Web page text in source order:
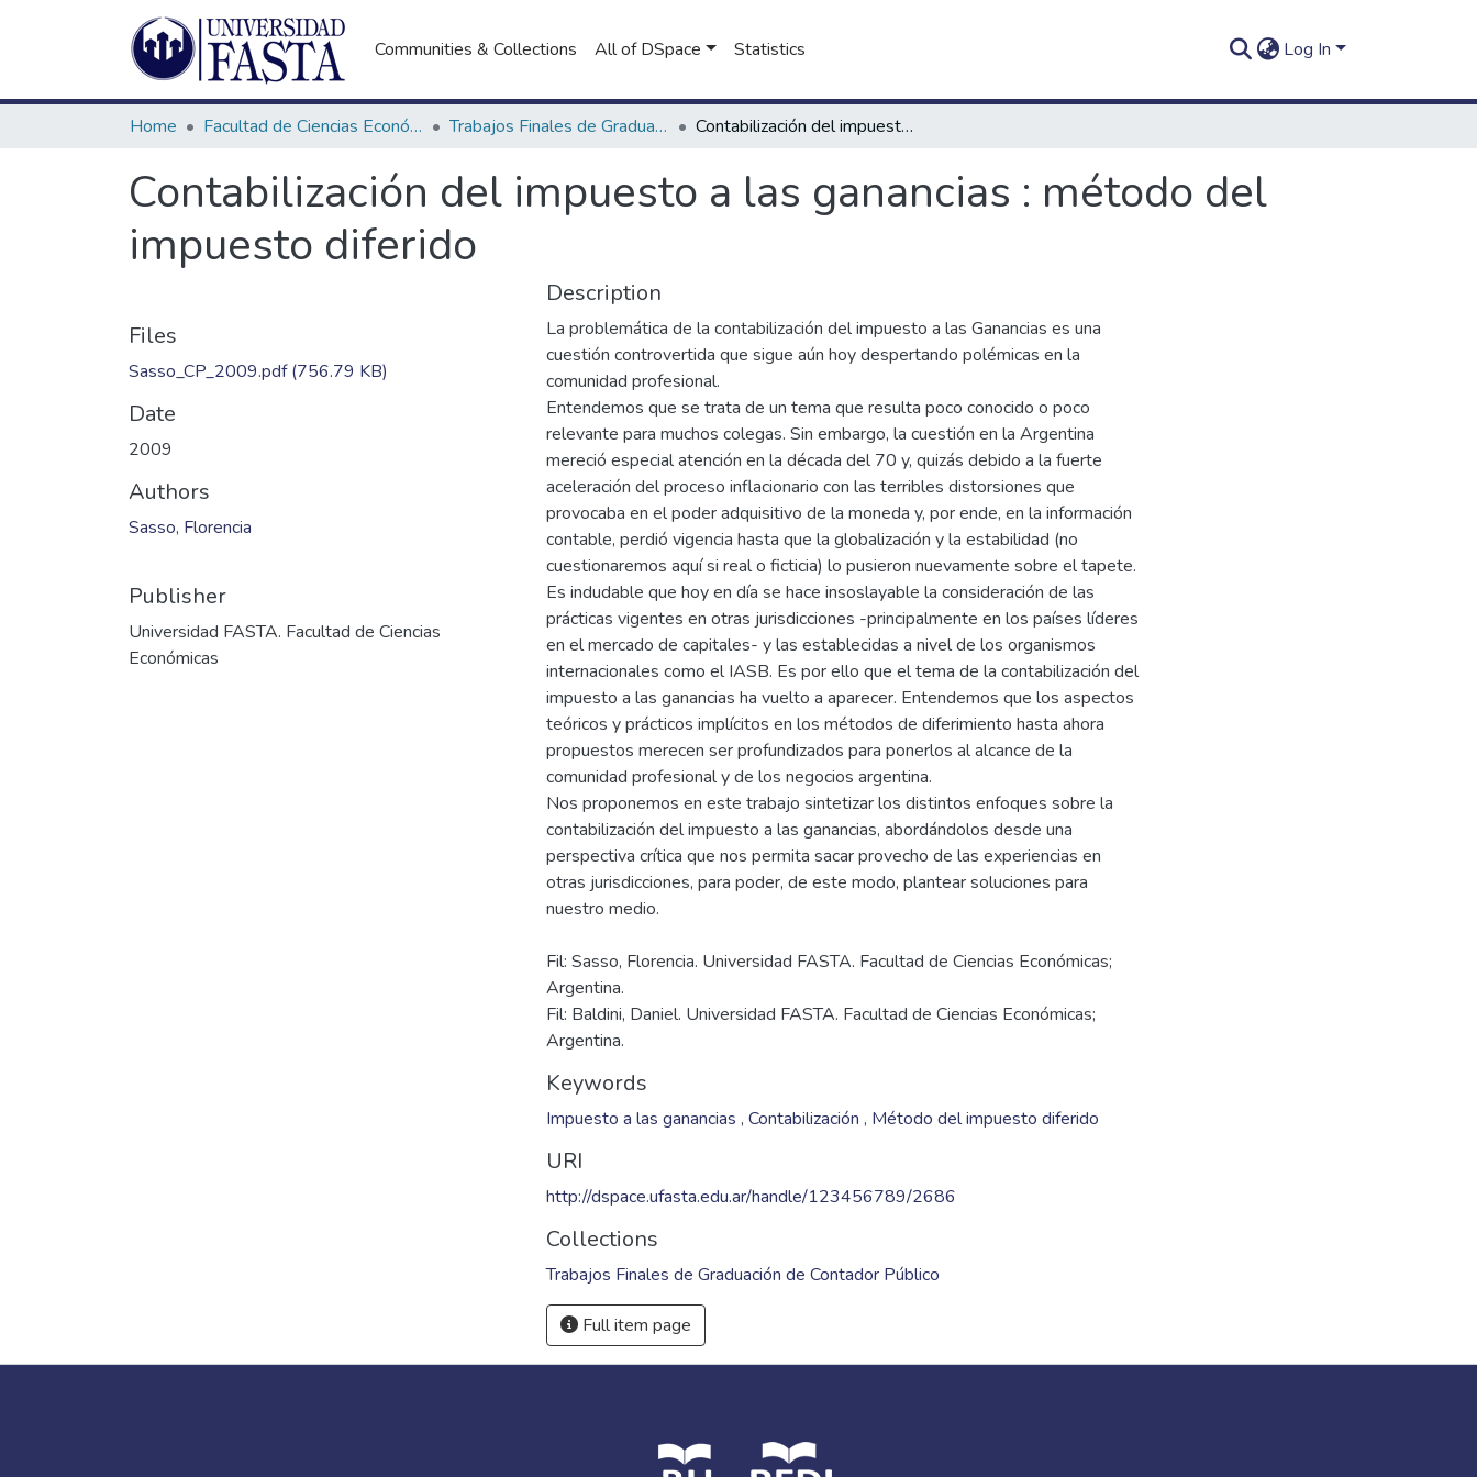
Communities & Collections All of DSpace Statistics Log In
Home Facultad de Ciencias Económicas Trabajos Finales de Graduación de Contador Público Contabilización del impuesto a las ganancias : método del impuesto diferido
Contabilización del impuesto a las ganancias : método del
impuesto diferido
Files
Sasso_CP_2009.pdf
Authors
Description
La problemática de la contabilización del impuesto a las Ganancias es una
cuestión controvertida que sigue aún hoy despertando polémicas en la
comunidad profesional.
Entendemos que se trata de un tema que resulta poco conocido o poco
relevante para muchos colegas. Sin embargo, la cuestión en la Argentina
mereció especial atención en la década del 70 y, quizás debido a la fuerte
aceleración del proceso inflacionario con las terribles distorsiones que
provocaba en el poder adquisitivo de la moneda y, por ende, en la información
contable, perdió vigencia hasta que la globalización y la estabilidad (no
cuestionaremos aquí si real o ficticia) lo pusieron nuevamente sobre el tapete.
Es indudable que hoy en día se hace insoslayable la consideración de las
prácticas vigentes en otras jurisdicciones -principalmente en los países líderes
en el mercado de capitales- y las establecidas a nivel de los organismos
internacionales como el IASB. Es por ello que el tema de la contabilización del
impuesto a las ganancias ha vuelto a aparecer. Entendemos que los aspectos
teóricos y prácticos implícitos en los métodos de diferimiento hasta ahora
propuestos merecen ser profundizados para ponerlos al alcance de la
comunidad profesional y de los negocios argentina.
Nos proponemos en este trabajo sintetizar los distintos enfoques sobre la
contabilización del impuesto a las ganancias, abordándolos desde una
perspectiva crítica que nos permita sacar provecho de las experiencias en
otras jurisdicciones, para poder, de este modo, plantear soluciones para
Fil: Sasso, Florencia. Universidad FASTA. Facultad de Ciencias Económicas;
Argentina.
Fil: Baldini, Daniel. Universidad FASTA. Facultad de Ciencias Económicas;
Argentina.
Keywords
Impuesto a las ganancias , Contabilización , Método del impuesto diferido
URI
http://dspace.ufasta.edu.ar/handle/123456789/2686
Collections
Trabajos Finales de Graduación de Contador Público
Full item page